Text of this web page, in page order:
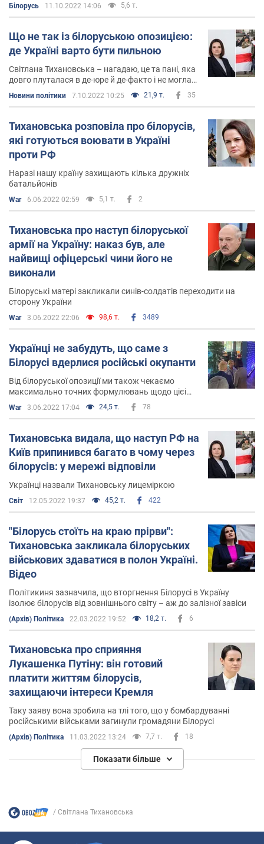
Білорусь 11.10.2022 14:06 5,6 т.
Що не так із білоруською опозицією:
де Україні варто бути пильною
Світлана Тихановська – нагадаю, це та пані, яка
довго плуталася в де-юре й де-факто і не могла
дати чітку відповідь, на питання, чий Крим, –
знову згадала Україну
Новини політики 7.10.2022 10:25 21,9 т. 35
Тихановська розповіла про білорусів,
які готуються воювати в Україні
проти РФ
Наразі нашу країну захищають кілька дружніх
батальйонів
War 6.06.2022 02:59 5,1 т. 2
Тихановська про наступ білоруської
армії на Україну: наказ був, але
найвищі офіцерські чини його не
виконали
Білоруські матері закликали синів-солдатів переходити на
сторону України
War 3.06.2022 22:06 98,6 т. 3489
Українці не забудуть, що саме з
Білорусі вдерлися російські окупанти
Від білоруської опозиції ми також чекаємо
максимально точних формулювань щодо цієі
війни. Особливо на міжнародних форумах
War 3.06.2022 17:04 24,5 т. 78
Тихановська видала, що наступ РФ на
Київ припинився багато в чому через
білорусів: у мережі відповіли
Українці назвали Тихановську лицеміркою
Світ 12.05.2022 19:37 45,2 т. 422
"Білорусь стоїть на краю прірви":
Тихановська закликала білоруських
військових здаватися в полон Україні.
Відео
Політикиня зазначила, що вторгнення Білорусі в Україну
ізолює білорусів від зовнішнього світу – аж до залізної завіси
(Архів) Політика 22.03.2022 19:52 18,2 т. 6
Тихановська про сприяння
Лукашенка Путіну: він готовий
платити життям білорусів,
захищаючи інтереси Кремля
Таку заяву вона зробила на тлі того, що у бомбардуванні
російськими військами загинули громадяни Білорусі
(Архів) Політика 11.03.2022 13:24 7,7 т. 18
Показати більше
Світлана Тихановська